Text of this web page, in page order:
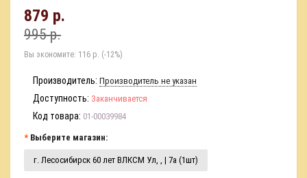
879 р.
995 р.
Вы экономите: 116 р. (-12%)
Производитель: Производитель не указан
Доступность: Заканчивается
Код товара: 01-00039984
Выберите магазин:
г. Лесосибирск 60 лет ВЛКСМ Ул, , | 7а (1шт)